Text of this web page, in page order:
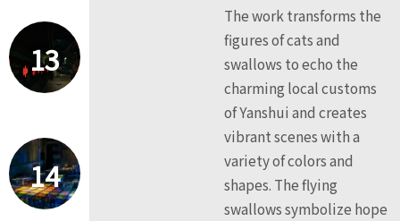
13
14
The work transforms the
figures of cats and
swallows to echo the
charming local customs
of Yanshui and creates
vibrant scenes with a
variety of colors and
shapes. The flying
swallows symbolize hope